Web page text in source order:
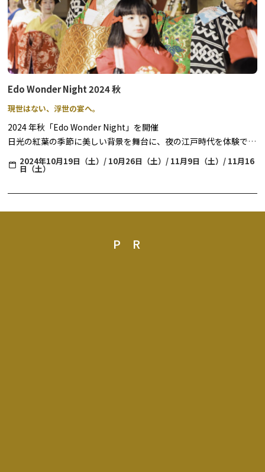
Edo Wonder Night 2024 秋
現世はない、浮世の宴へ。
2024 年秋「Edo Wonder Night」を開催
日光の紅葉の季節に美しい背景を舞台に、夜の江戸時代を体験でき
るもので、今秋は4 回にわたり開催いたします。
妖艶にライトアップされた夜の江戸を舞台に、忍者や町人のアトラ
らに、江戸の料理やアルコールドリンクもご用意しています。昼と
るで江戸時代にタイムスリップしたかのような体験をお楽しみいた
2024年10月19日（土）/ 10月26日（土）/ 11月9日（土）/ 11月16
日（土）
PR